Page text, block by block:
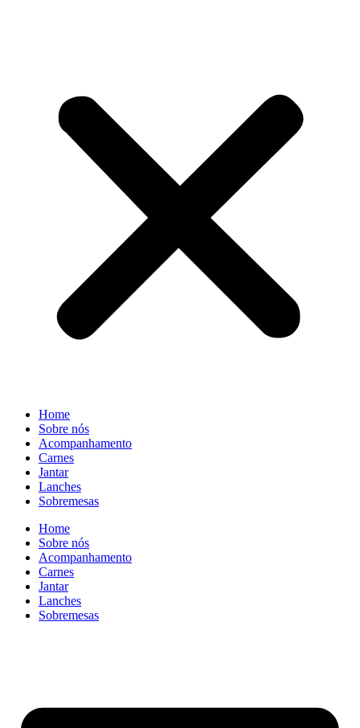
Home
Sobre nós
Acompanhamento
Carnes
Jantar
Lanches
Sobremesas
Home
Sobre nós
Acompanhamento
Carnes
Jantar
Lanches
Sobremesas